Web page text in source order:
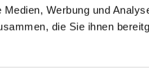
Werbung und
die Sie ihnen